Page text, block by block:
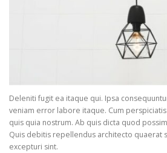
Deleniti fugit ea itaque qui. Ipsa
veniam error labore itaque. Cum
quis quia nostrum. Ab quis dicta quod
Quis debitis repellendus architecto quaerat
excepturi sint.